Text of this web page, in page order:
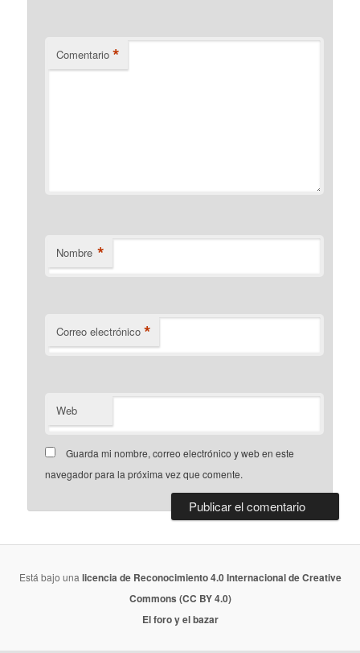
Comentario *
Nombre *
Correo electrónico *
Web
Guarda mi nombre, correo electrónico y web en este
navegador para la próxima vez que comente.
Está bajo una licencia de Reconocimiento 4.0 Internacional de Creative
Commons (CC BY 4.0)
El foro y el bazar